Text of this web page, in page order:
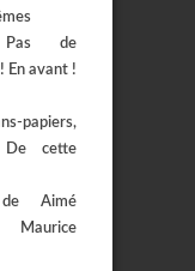
de
En avant !
papiers,
De cette
Aimé